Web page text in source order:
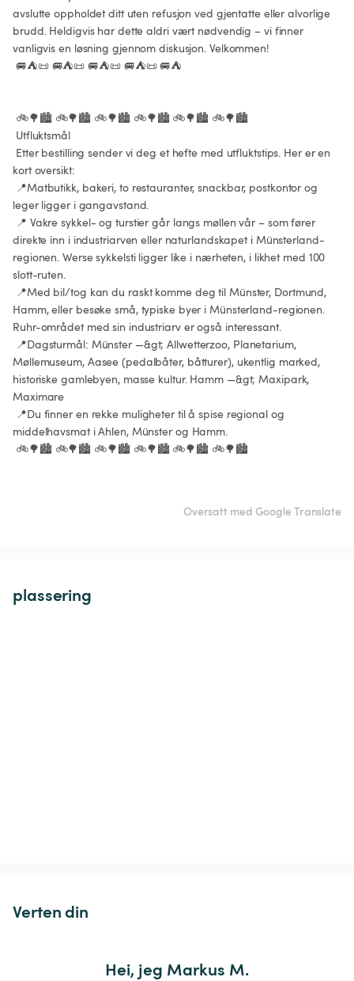
avslutte oppholdet ditt uten refusjon ved gjentatte eller alvorlige
brudd. Heldigvis har dette aldri vært nødvendig – vi finner
vanligvis en løsning gjennom diskusjon. Velkommen!
kort oversikt:
leger ligger i gangavstand.
direkte inn i industriarven eller naturlandskapet i Münsterland-
regionen. Werse sykkelsti ligger like i nærheten, i likhet med 100
slott-ruten.
Hamm, eller besøke små, typiske byer i Münsterland-regionen.
Ruhr-området med sin industriarv er også interessant.
Møllemuseum, Aasee (pedalbåter, båtturer), ukentlig marked,
historiske gamlebyen, masse kultur. Hamm —&gt; Maxipark,
Maximare
middelhavsmat i Ahlen, Münster og Hamm.
Oversatt med Google Translate
plassering
Verten din
Hei, jeg Markus M.